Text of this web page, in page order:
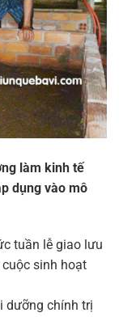
làm kinh tế
dụng vào mô
tuần lễ giao lưu
sinh hoạt
dưỡng chính trị